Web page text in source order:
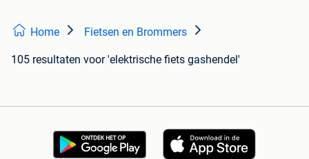
Home Fietsen en Brommers
105 resultaten voor 'elektrische fiets gashendel'